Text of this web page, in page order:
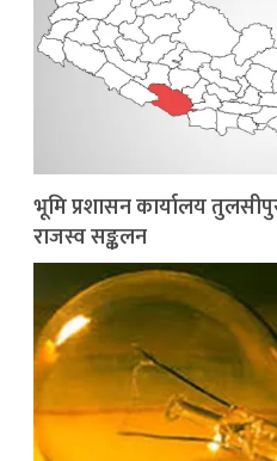
भूमि प्रशासन कार्यालय
राजस्व सङ्कलन